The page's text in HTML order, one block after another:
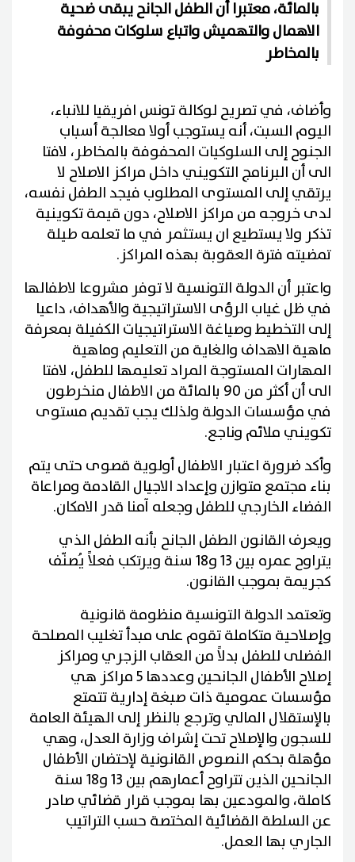
بالمائة، معتبرا أن الطفل الجانح يبقى ضحية
الاهمال والتهميش واتباع سلوكات محفوفة
بالمخاطر
وأضاف، في تصريح لوكالة تونس افريقيا للانباء،
اليوم السبت، أنه يستوجب أولا معالجة أسباب
الجنوح إلى السلوكيات المحفوفة بالمخاطر، لافتا
الى أن البرنامج التكويني داخل مراكز الاصلاح لا
يرتقي إلى المستوى المطلوب فيجد الطفل نفسه،
لدى خروجه من مراكز الاصلاح، دون قيمة تكوينية
تذكر ولا يستطيع ان يستثمر في ما تعلمه طيلة
تمضيته فترة العقوبة بهذه المراكز.
واعتبر أن الدولة التونسية لا توفر مشروعا لاطفالها
في ظل غياب الرؤى الاستراتيجية والأهداف، داعيا
إلى التخطيط وصياغة الاستراتيجيات الكفيلة بمعرفة
ماهية الاهداف والغاية من التعليم وماهية
المهارات المستوجة المراد تعليمها للطفل، لافتا
الى أن أكثر من 90 بالمائة من الاطفال منخرطون
في مؤسسات الدولة ولذلك يجب تقديم مستوى
تكويني ملائم وناجع.
وأكد ضرورة اعتبار الاطفال أولوية قصوى حتى يتم
بناء مجتمع متوازن وإعداد الاجيال القادمة ومراعاة
الفضاء الخارجي للطفل وجعله آمنا قدر الامكان.
ويعرف القانون الطفل الجانح بأنه الطفل الذي
يتراوح عمره بين 13 و18 سنة ويرتكب فعلاً يُصنّف
كجريمة بموجب القانون.
وتعتمد الدولة التونسية منظومة قانونية
وإصلاحية متكاملة تقوم على مبدأ تغليب المصلحة
الفضلى للطفل بدلاً من العقاب الزجري ومراكز
إصلاح الأطفال الجانحين وعددها 5 مراكز هي
مؤسسات عمومية ذات صبغة إدارية تتمتع
بالإستقلال المالي وترجع بالنظر إلى الهيئة العامة
للسجون والإصلاح تحت إشراف وزارة العدل، وهي
مؤهلة بحكم النصوص القانونية لإحتضان الأطفال
الجانحين الذين تتراوح أعمارهم بين 13 و18 سنة
كاملة، والمودعين بها بموجب قرار قضائي صادر
عن السلطة القضائية المختصة حسب التراتيب
الجاري بها العمل.